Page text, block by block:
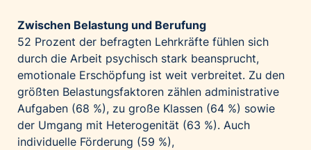
Kontakt
Zwischen Belastung und Berufung
52 Prozent der befragten Lehrkräfte fühlen sich
durch die Arbeit psychisch stark beansprucht,
emotionale Erschöpfung ist weit verbreitet. Zu den
größten Belastungsfaktoren zählen administrative
Aufgaben (68 %), zu große Klassen (64 %) sowie
der Umgang mit Heterogenität (63 %). Auch
individuelle Förderung (59 %),